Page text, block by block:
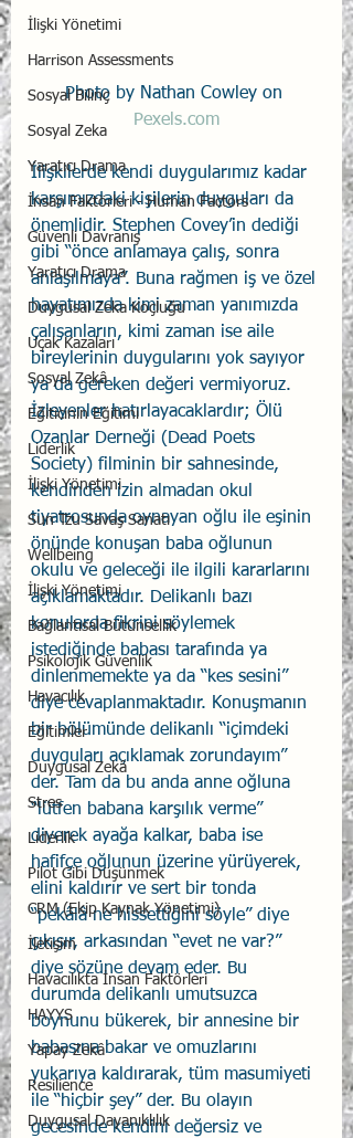
İlişki Yönetimi
Harrison Assessments
Sosyal Bilinç
Sosyal Zeka
Yaratıcı Drama
İnsan Faktörleri - Human Factors
Güvenli Davranış
Yaratıcı Drama
Duygusal Zeka Koçluğu
Uçak Kazaları
Sosyal Zekâ
Eğiticinin Eğitimi
Liderlik
İlişki Yönetimi
Sun Tzu Savaş Sanatı
Wellbeing
İlişki Yönetimi
Bağlantısal Bütünsellik
Psikolojik Güvenlik
Havacılık
Eğitimler
Duygusal Zekâ
Stres
Liderlik
Pilot Gibi Düşünmek
CRM (Ekip Kaynak Yönetimi)
İletişim
Havacılıkta İnsan Faktörleri
HAYYS
Yapay Zekâ
Resilience
Duygusal Dayanıklılık
Photo by Nathan Cowley on
Pexels.com
İlişkilerde kendi duygularımız kadar
karşımızdaki kişilerin duyguları da
önemlidir. Stephen Covey’in dediği
gibi “önce anlamaya çalış, sonra
anlaşılmaya”. Buna rağmen iş ve özel
hayatımızda kimi zaman yanımızda
çalışanların, kimi zaman ise aile
bireylerinin duygularını yok sayıyor
ya da gereken değeri vermiyoruz.
İzleyenler hatırlayacaklardır; Ölü
Ozanlar Derneği (Dead Poets
Society) filminin bir sahnesinde,
kendinden izin almadan okul
tiyatrosunda oynayan oğlu ile eşinin
önünde konuşan baba oğlunun
okulu ve geleceği ile ilgili kararlarını
açıklamaktadır. Delikanlı bazı
konularda fikrini söylemek
istediğinde babası tarafında ya
dinlenmemekte ya da “kes sesini”
diye cevaplanmaktadır. Konuşmanın
bir bölümünde delikanlı “içimdeki
duyguları açıklamak zorundayım”
der. Tam da bu anda anne oğluna
“lütfen babana karşılık verme”
diyerek ayağa kalkar, baba ise
hafifçe oğlunun üzerine yürüyerek,
elini kaldırır ve sert bir tonda
“pekâlâ ne hissettiğini söyle” diye
çıkışır, arkasından “evet ne var?”
diye sözüne devam eder. Bu
durumda delikanlı umutsuzca
boynunu bükerek, bir annesine bir
babasına bakar ve omuzlarını
yukarıya kaldırarak, tüm masumiyeti
ile “hiçbir şey” der. Bu olayın
gecesinde kendini değersiz ve